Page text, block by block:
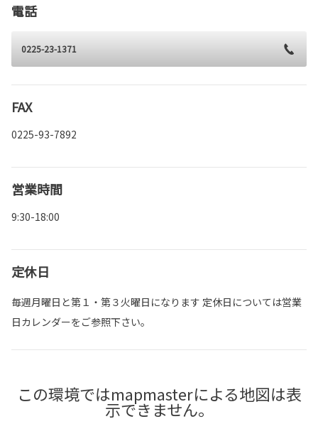
電話
0225-23-1371
FAX
0225-93-7892
営業時間
9:30-18:00
定休日
毎週月曜日と第１・第３火曜日になります 定休日については営業
日カレンダーをご参照下さい。
この環境ではmapmasterによる地図は表
示できません。